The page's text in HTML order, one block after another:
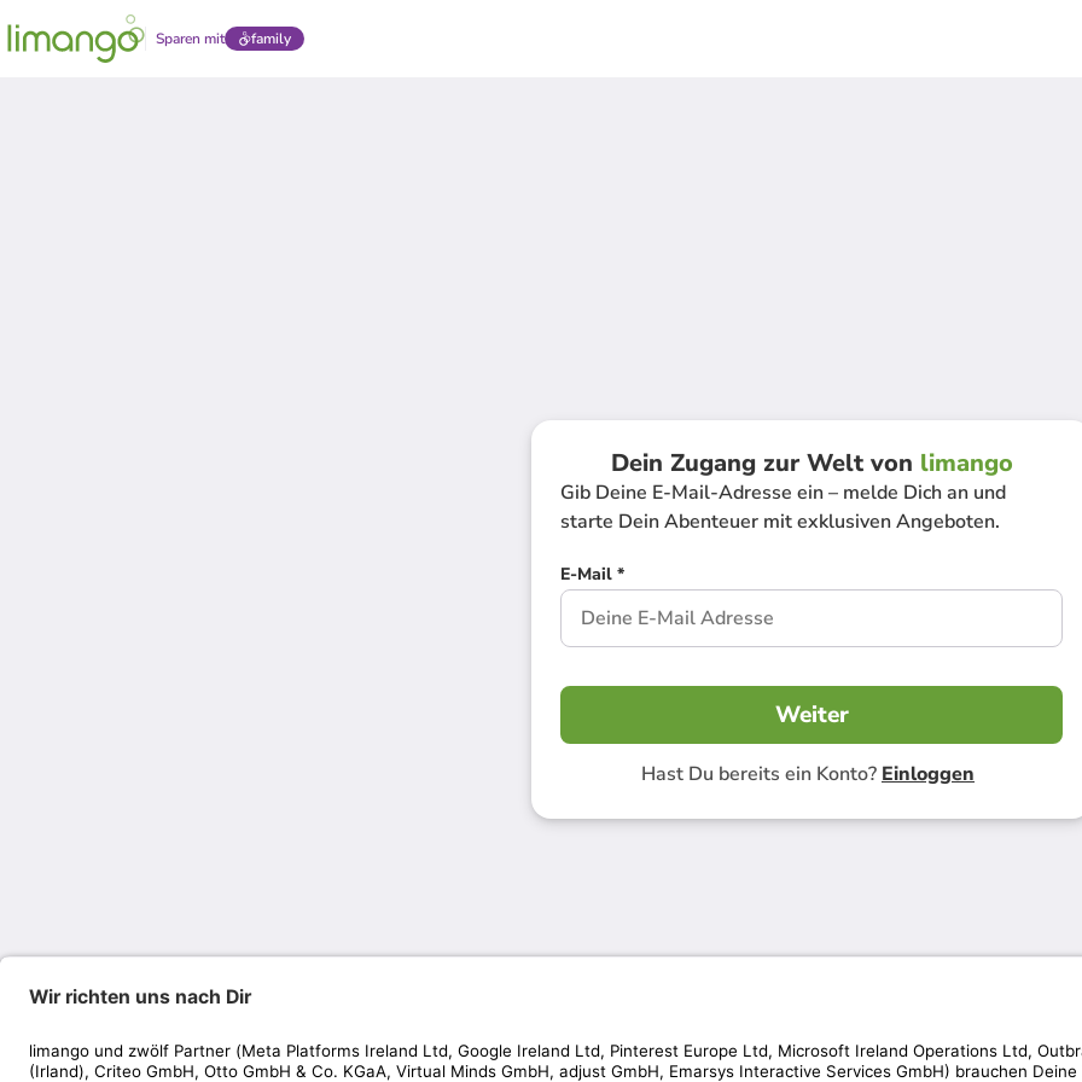
Sparen mit family
Dein Zugang zur Welt von limango
Gib Deine E-Mail-Adresse ein – melde Dich an und
starte Dein Abenteuer mit exklusiven Angeboten.
E-Mail *
Weiter
Hast Du bereits ein Konto? Einloggen